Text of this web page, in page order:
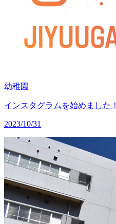
幼稚園
インスタグラムを始めました！
2023/10/31